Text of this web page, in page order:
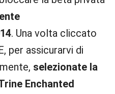
. Una volta cliccato
per assicurarvi di
selezionate la
Enchanted